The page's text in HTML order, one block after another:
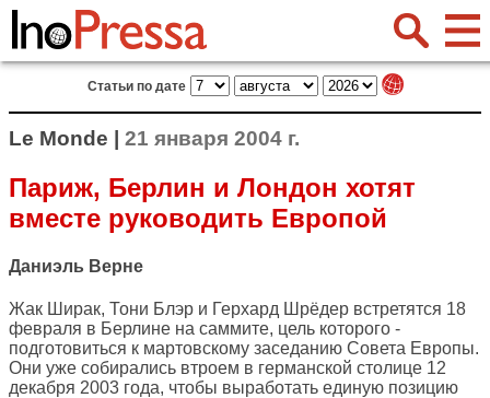
Статьи по дате
Le Monde | 21 января 2004 г.
Париж, Берлин и Лондон хотят
вместе руководить Европой
Даниэль Верне
Жак Ширак, Тони Блэр и Герхард Шрёдер встретятся 18
февраля в Берлине на саммите, цель которого -
подготовиться к мартовскому заседанию Совета Европы.
Они уже собирались втроем в германской столице 12
декабря 2003 года, чтобы выработать единую позицию